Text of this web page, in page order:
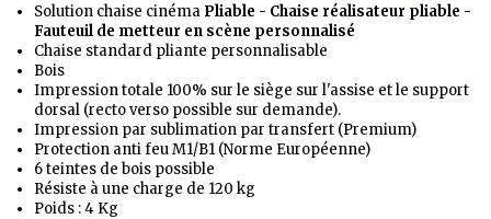
Solution chaise cinéma Pliable - Chaise réalisateur pliable -
Fauteuil de metteur en scène personnalisé
Chaise standard pliante personnalisable
Bois
Impression totale 100% sur le siège sur l'assise et le support
dorsal (recto verso possible sur demande).
Impression par sublimation par transfert (Premium)
Protection anti feu M1/B1 (Norme Européenne)
6teintes de bois possible
Résiste à une charge de 120 kg
Poids : 4 Kg